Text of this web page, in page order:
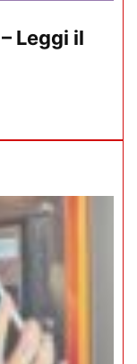
Leggi il